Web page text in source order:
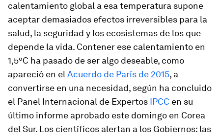
calentamiento global a esa temperatura supone
aceptar demasiados efectos irreversibles para la
salud, la seguridad y los ecosistemas de los que
depende la vida. Contener ese calentamiento en
1,5ºC ha pasado de ser algo deseable, como
apareció en el Acuerdo de París de 2015, a
convertirse en una necesidad, según ha concluido
el Panel Internacional de Expertos IPCC en su
último informe aprobado este domingo en Corea
del Sur. Los científicos alertan a los Gobiernos: las